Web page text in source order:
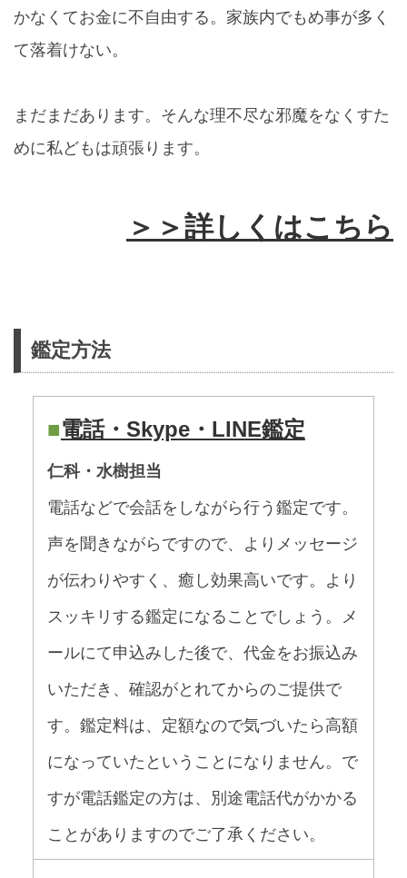
かなくてお金に不自由する。家族内でもめ事が多く
て落着けない。
まだまだあります。そんな理不尽な邪魔をなくすた
めに私どもは頑張ります。
＞＞詳しくはこちら
鑑定方法
■電話・Skype・LINE鑑定
仁科・水樹担当
電話などで会話をしながら行う鑑定です。
声を聞きながらですので、よりメッセージ
が伝わりやすく、癒し効果高いです。より
スッキリする鑑定になることでしょう。メ
ールにて申込みした後で、代金をお振込み
いただき、確認がとれてからのご提供で
す。鑑定料は、定額なので気づいたら高額
になっていたということになりません。で
すが電話鑑定の方は、別途電話代がかかる
ことがありますのでご了承ください。